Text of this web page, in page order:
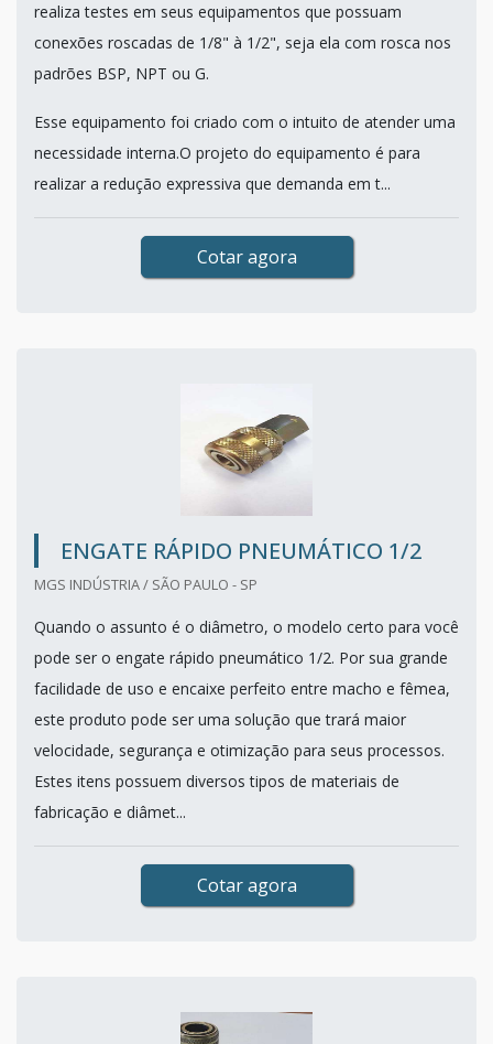
realiza testes em seus equipamentos que possuam
conexões roscadas de 1/8" à 1/2", seja ela com rosca nos
padrões BSP, NPT ou G.
Esse equipamento foi criado com o intuito de atender uma
necessidade interna.O projeto do equipamento é para
realizar a redução expressiva que demanda em t...
Cotar agora
ENGATE RÁPIDO PNEUMÁTICO 1/2
MGS INDÚSTRIA / SÃO PAULO - SP
Quando o assunto é o diâmetro, o modelo certo para você
pode ser o engate rápido pneumático 1/2. Por sua grande
facilidade de uso e encaixe perfeito entre macho e fêmea,
este produto pode ser uma solução que trará maior
velocidade, segurança e otimização para seus processos.
Estes itens possuem diversos tipos de materiais de
fabricação e diâmet...
Cotar agora